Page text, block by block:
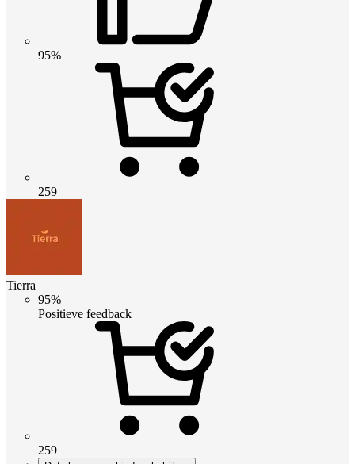
95%
259
Tierra
95%
Positieve feedback
259